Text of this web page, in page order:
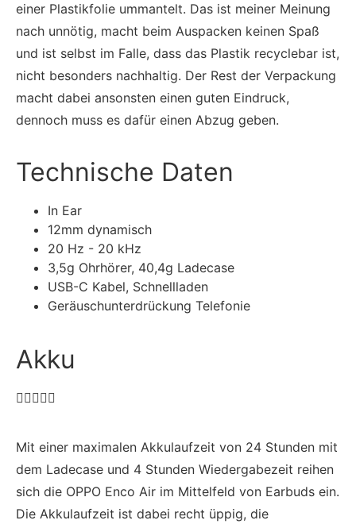
einer Plastikfolie ummantelt. Das ist meiner Meinung
nach unnötig, macht beim Auspacken keinen Spaß
und ist selbst im Falle, dass das Plastik recyclebar ist,
nicht besonders nachhaltig. Der Rest der Verpackung
macht dabei ansonsten einen guten Eindruck,
dennoch muss es dafür einen Abzug geben.
Technische Daten
In Ear
12mm dynamisch
20 Hz - 20 kHz
3,5g Ohrhörer, 40,4g Ladecase
USB-C Kabel, Schnellladen
Geräuschunterdrückung Telefonie
Akku

Mit einer maximalen Akkulaufzeit von 24 Stunden mit
dem Ladecase und 4 Stunden Wiedergabezeit reihen
sich die OPPO Enco Air im Mittelfeld von Earbuds ein.
Die Akkulaufzeit ist dabei recht üppig, die